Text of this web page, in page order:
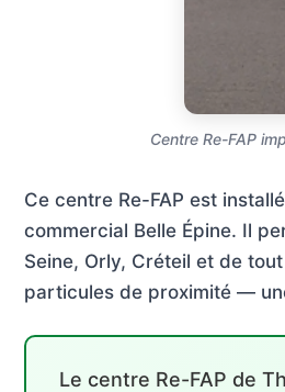
Centre Re-FAP
Ce centre Re-FAP est
commercial Belle Épine. Il
Seine, Orly, Créteil et de
particules de proximité —
Le centre Re-FAP de